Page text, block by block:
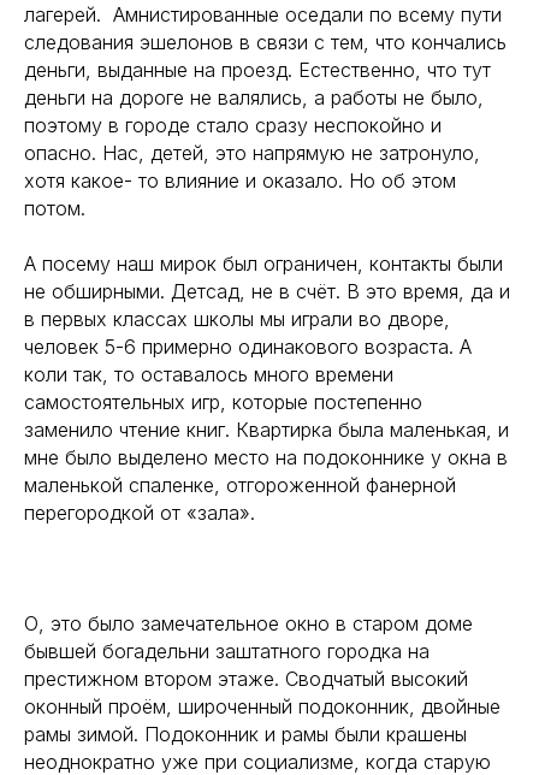
лагерей. Амнистированные оседали по всему пути
следования эшелонов в связи с тем, что кончались
деньги, выданные на проезд. Естественно, что тут
деньги на дороге не валялись, а работы не было,
поэтому в городе стало сразу неспокойно и
опасно. Нас, детей, это напрямую не затронуло,
хотя какое- то влияние и оказало. Но об этом
потом.
А посему наш мирок был ограничен, контакты были
не обширными. Детсад, не в счёт. В это время, да и
в первых классах школы мы играли во дворе,
человек 5-6 примерно одинакового возраста. А
коли так, то оставалось много времени
самостоятельных игр, которые постепенно
заменило чтение книг. Квартирка была маленькая, и
мне было выделено место на подоконнике у окна в
маленькой спаленке, отгороженной фанерной
перегородкой от «зала».
О, это было замечательное окно в старом доме
бывшей богадельни заштатного городка на
престижном втором этаже. Сводчатый высокий
оконный проём, широченный подоконник, двойные
рамы зимой. Подоконник и рамы были крашены
неоднократно уже при социализме, когда старую